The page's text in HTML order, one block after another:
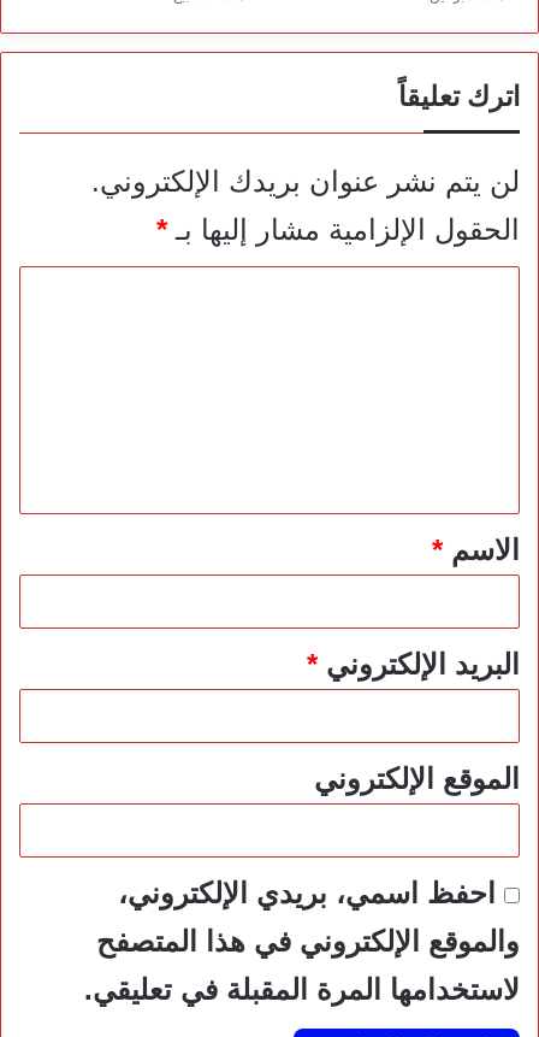
اترك تعليقاً
لن يتم نشر عنوان بريدك الإلكتروني.
الحقول الإلزامية مشار إليها بـ*
*الاسم*
البريد الإلكتروني*
الموقع الإلكتروني
احفظ اسمي، بريدي الإلكتروني،
والموقع الإلكتروني في هذا المتصفح
لاستخدامها المرة المقبلة في تعليقي.